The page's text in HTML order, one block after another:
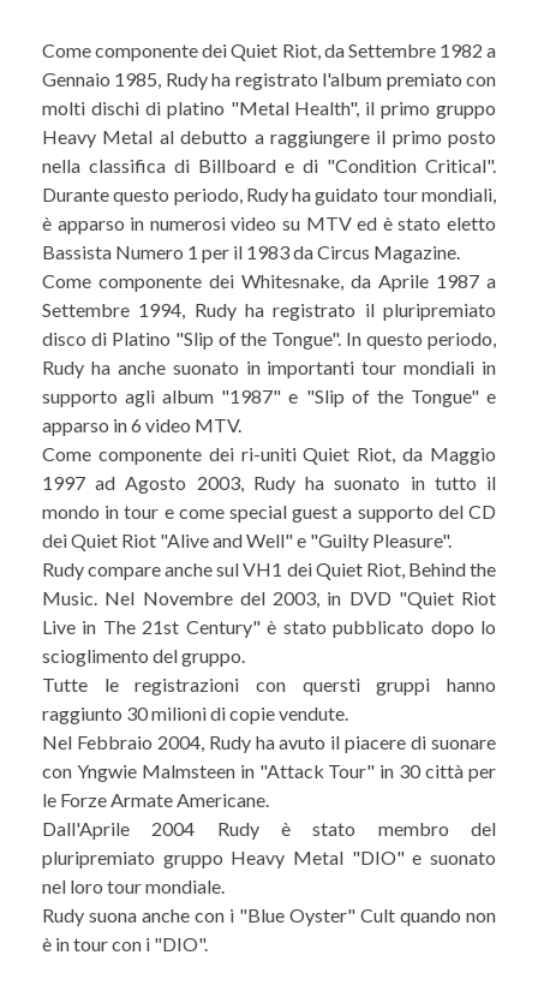
Come componente dei Quiet Riot, da Settembre 1982 a
Gennaio 1985, Rudy ha registrato l'album premiato con
molti dischi di platino "Metal Health", il primo gruppo
Heavy Metal al debutto a raggiungere il primo posto
nella classifica di Billboard e di "Condition Critical".
Durante questo periodo, Rudy ha guidato tour mondiali,
è apparso in numerosi video su MTV ed è stato eletto
Bassista Numero 1 per il 1983 da Circus Magazine.
Come componente dei Whitesnake, da Aprile 1987 a
Settembre 1994, Rudy ha registrato il pluripremiato
disco di Platino "Slip of the Tongue". In questo periodo,
Rudy ha anche suonato in importanti tour mondiali in
supporto agli album "1987" e "Slip of the Tongue" e
apparso in 6 video MTV.
Come componente dei ri-uniti Quiet Riot, da Maggio
1997 ad Agosto 2003, Rudy ha suonato in tutto il
mondo in tour e come special guest a supporto del CD
dei Quiet Riot "Alive and Well" e "Guilty Pleasure".
Rudy compare anche sul VH1 dei Quiet Riot, Behind the
Music. Nel Novembre del 2003, in DVD "Quiet Riot
Live in The 21st Century" è stato pubblicato dopo lo
scioglimento del gruppo.
Tutte le registrazioni con quersti gruppi hanno
raggiunto 30 milioni di copie vendute.
Nel Febbraio 2004, Rudy ha avuto il piacere di suonare
con Yngwie Malmsteen in "Attack Tour" in 30 città per
le Forze Armate Americane.
Dall'Aprile 2004 Rudy è stato membro del
pluripremiato gruppo Heavy Metal "DIO" e suonato
nel loro tour mondiale.
Rudy suona anche con i "Blue Oyster" Cult quando non
è in tour con i "DIO".